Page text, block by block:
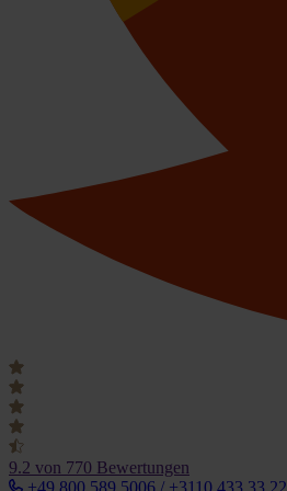
9.2 von 770 Bewertungen
+49 800 589 5006 / +3110 433 33 22